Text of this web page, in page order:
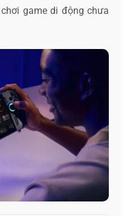
game di động chưa